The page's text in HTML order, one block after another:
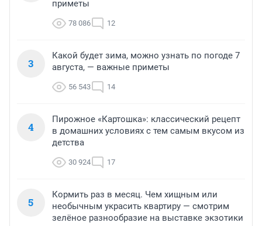
приметы
78 086 12
3
Какой будет зима, можно узнать по погоде 7
августа, — важные приметы
56 543 14
4
Пирожное «Картошка»: классический рецепт
в домашних условиях с тем самым вкусом из
детства
30 924 17
5
Кормить раз в месяц. Чем хищным или
необычным украсить квартиру — смотрим
зелёное разнообразие на выставке экзотики